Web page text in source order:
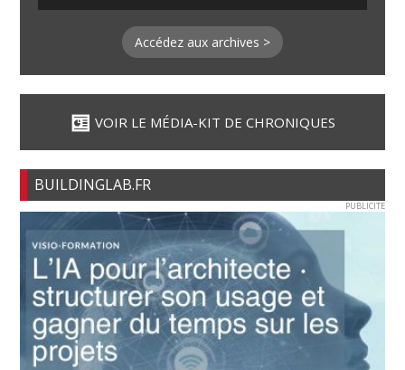
Accédez aux archives >
VOIR LE MÉDIA-KIT DE CHRONIQUES
BUILDINGLAB.FR
PUBLICITE